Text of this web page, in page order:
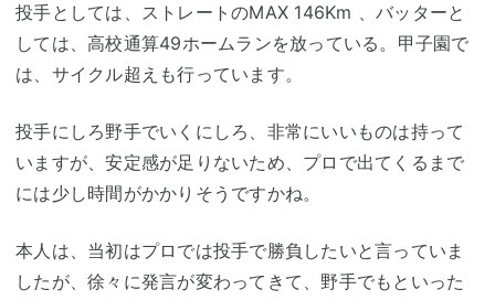
投手としては、ストレートのMAX 146Km 、バッターと
しては、高校通算49ホームランを放っている。甲子園で
は、サイクル超えも行っています。
投手にしろ野手でいくにしろ、非常にいいものは持って
いますが、安定感が足りないため、プロで出てくるまで
には少し時間がかかりそうですかね。
本人は、当初はプロでは投手で勝負したいと言っていま
したが、徐々に発言が変わってきて、野手でもといった